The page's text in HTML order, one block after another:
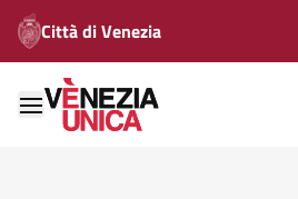
Città di Venezia